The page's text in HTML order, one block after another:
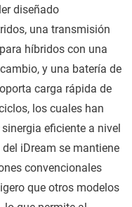
diseñado
una transmisión
híbridos con una
y una batería de
carga rápida de
los cuales han
eficiente a nivel
iDream se mantiene
convencionales
que otros modelos